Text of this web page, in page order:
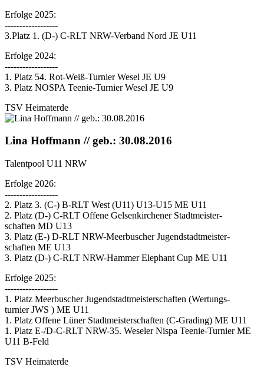
Erfolge 2025:
------------------
3.Platz 1. (D-) C-RLT NRW-Verband Nord JE U11
Erfolge 2024:
------------------
1. Platz 54. Rot-Weiß-Turnier Wesel JE U9
3. Platz NOSPA Teenie-Turnier Wesel JE U9
TSV Heimaterde
Lina Hoffmann // geb.: 30.08.2016
Talentpool U11 NRW
Erfolge 2026:
------------------
2. Platz 3. (C-) B-RLT West (U11) U13-U15 ME U11
2. Platz (D-) C-RLT Offene Gelsenkirchener Stadtmeister-
schaften MD U13
3. Platz (E-) D-RLT NRW-Meerbuscher Jugendstadtmeister-
schaften ME U13
3. Platz (D-) C-RLT NRW-Hammer Elephant Cup ME U11
Erfolge 2025:
------------------
1. Platz Meerbuscher Jugendstadtmeisterschaften (Wertungs-
turnier JWS ) ME U11
1. Platz Offene Lüner Stadtmeisterschaften (C-Grading) ME U11
1. Platz E-/D-C-RLT NRW-35. Weseler Nispa Teenie-Turnier ME
U11 B-Feld
TSV Heimaterde